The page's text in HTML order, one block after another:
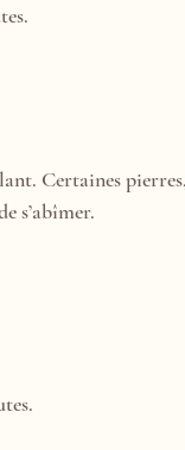
Certaines
s’abîmer.